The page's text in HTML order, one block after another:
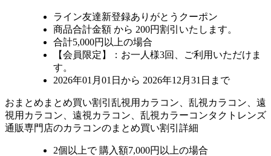
ライン友達新登録ありがとうクーポン
商品合計金額 から 200円割引 いたします。
合計5,000円以上の場合
【会員限定】：お一人様3回
、ご利用いただけま
す。
2026年01月01日から 2026年12月31日まで
おまとめ まとめ買い割引 乱視用カラコン、乱視カラコン、遠
視用カラコン、遠視カラコン、乱視カラーコンタクトレンズ
通販専門店のカラコンのまとめ買い割引詳細
2個 以上で 購入額7,000円以上の場合